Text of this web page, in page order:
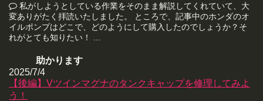
私がしようとしている作業をそのまま解説してくれていて、大
変ありがたく拝読いたしました。 ところで、記事中のホンダのオ
イルポンプはどこで、どのようにして購入したのでしょうか？そ
れがとても知りたい！ ...
助かります
2025/7/4
【後編】Vツインマグナのタンクキャップを修理してみよ
う！